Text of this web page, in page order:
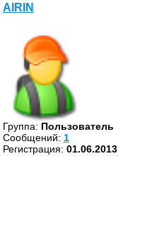
AIRIN
Группа: Пользователь
Cообщений: 1
Регистрация: 01.06.2013